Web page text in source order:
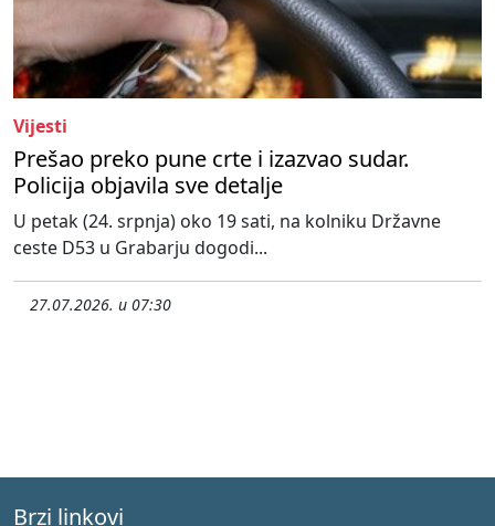
Vijesti
Prešao preko pune crte i izazvao sudar.
Policija objavila sve detalje
U petak (24. srpnja) oko 19 sati, na kolniku Državne
ceste D53 u Grabarju dogodi...
27.07.2026. u 07:30
Brzi linkovi